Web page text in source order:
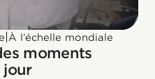
À l’échelle mondiale
moments
jour